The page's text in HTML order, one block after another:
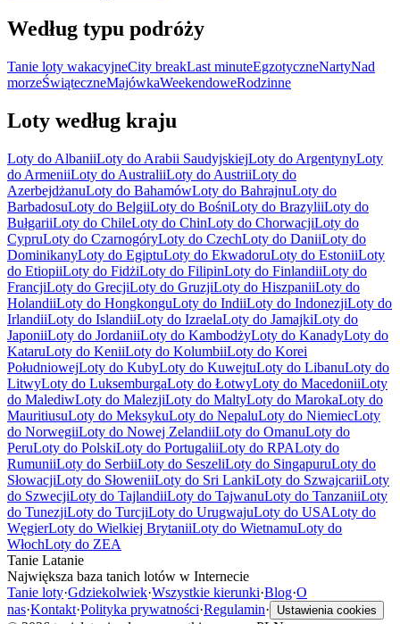
Według typu podróży
Tanie loty wakacyjneCity breakLast minuteEgzotyczneNartyNad
morzeŚwiąteczneMajówkaWeekendoweRodzinne
Loty według kraju
Loty do AlbaniiLoty do Arabii SaudyjskiejLoty do ArgentynyLoty
do ArmeniiLoty do AustraliiLoty do AustriiLoty do
AzerbejdżanuLoty do BahamówLoty do BahrajnuLoty do
BarbadosuLoty do BelgiiLoty do BośniLoty do BrazyliiLoty do
BułgariiLoty do ChileLoty do ChinLoty do ChorwacjiLoty do
CypruLoty do CzarnogóryLoty do CzechLoty do DaniiLoty do
DominikanyLoty do EgiptuLoty do EkwadoruLoty do EstoniiLoty
do EtiopiiLoty do FidżiLoty do FilipinLoty do FinlandiiLoty do
FrancjiLoty do GrecjiLoty do GruzjiLoty do HiszpaniiLoty do
HolandiiLoty do HongkonguLoty do IndiiLoty do IndonezjiLoty do
IrlandiiLoty do IslandiiLoty do IzraelaLoty do JamajkiLoty do
JaponiiLoty do JordaniiLoty do KambodżyLoty do KanadyLoty do
KataruLoty do KeniiLoty do KolumbiiLoty do Korei
PołudniowejLoty do KubyLoty do KuwejtuLoty do LibanuLoty do
LitwyLoty do LuksemburgaLoty do ŁotwyLoty do MacedoniiLoty
do MalediwLoty do MalezjiLoty do MaltyLoty do MarokaLoty do
MauritiusuLoty do MeksykuLoty do NepaluLoty do NiemiecLoty
do NorwegiiLoty do Nowej ZelandiiLoty do OmanuLoty do
PeruLoty do PolskiLoty do PortugaliiLoty do RPALoty do
RumuniiLoty do SerbiiLoty do SeszeliLoty do SingapuruLoty do
SłowacjiLoty do SłoweniiLoty do Sri LankiLoty do SzwajcariiLoty
do SzwecjiLoty do TajlandiiLoty do TajwanuLoty do TanzaniiLoty
do TunezjiLoty do TurcjiLoty do UrugwajuLoty do USALoty do
WęgierLoty do Wielkiej BrytaniiLoty do WietnamuLoty do
WłochLoty do ZEA
Tanie Latanie
Największa baza tanich lotów w Internecie
Tanie loty·Gdziekolwiek·Wszystkie kierunki·Blog·O
nas·Kontakt·Polityka prywatności·Regulamin· Ustawienia cookies